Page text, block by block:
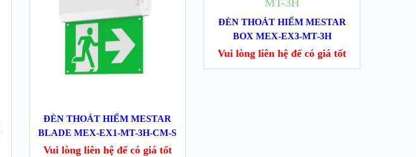
ĐÈN THOÁT HIỂM MESTAR
BLADE MEX-EX1-MT-3H-CM-S
Vui lòng liên hệ để có giá tốt
ĐÈN THOÁT HIỂM MESTAR
BOX MEX-EX3-MT-3H
Vui lòng liên hệ để có giá tốt